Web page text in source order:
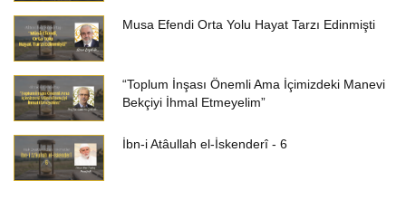
Musa Efendi Orta Yolu Hayat Tarzı Edinmişti
“Toplum İnşası Önemli Ama İçimizdeki Manevi
Bekçiyi İhmal Etmeyelim”
İbn-i Atâullah el-İskenderî - 6